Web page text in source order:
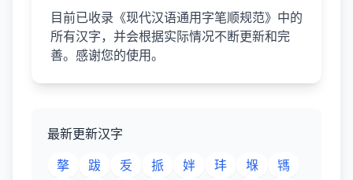
目前已收录《现代汉语通用字笔顺规范》中的
所有汉字，并会根据实际情况不断更新和完
善。感谢您的使用。
最新更新汉字
摮
跋 叐 挀 姅 玤 堢
駂